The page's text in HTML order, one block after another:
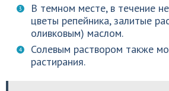
В темном месте, в течение
цветы репейника, залитые
оливковым) маслом.
Солевым раствором также
растирания.